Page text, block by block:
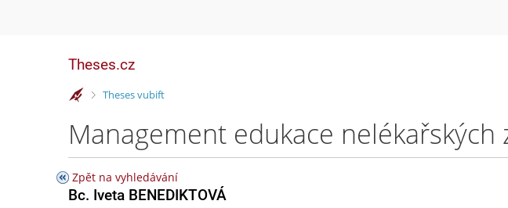
Theses.cz
>
Theses vubift
Zpět na vyhledávání
Bc. Iveta BENEDIKTOVÁ